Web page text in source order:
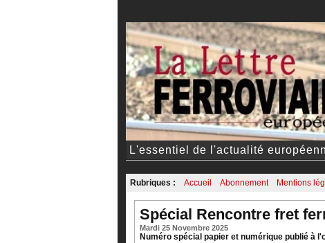
L'essentiel de l'actualité
Rubriques : Accueil Abonnement Mentions
Spécial Rencontre fret
Mardi 25 Novembre 2025
Numéro spécial papier et numérique publié à